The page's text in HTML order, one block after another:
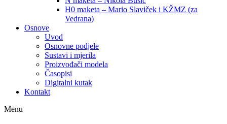
H0 maketa – Mario Slaviček i KŽMZ (za
Vedrana)
Osnove
Uvod
Osnovne podjele
Sustavi i mjerila
Proizvođači modela
Časopisi
Digitalni kutak
Kontakt
Menu